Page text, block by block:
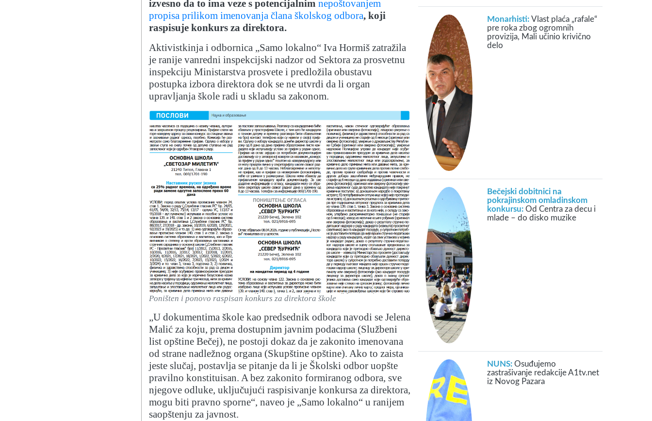
izvesno da to ima veze s potencijalnim nepoštovanjem
propisa prilikom imenovanja člana školskog odbora, koji
raspisuje konkurs za direktora.
Aktivistkinja i odbornica „Samo lokalno“ Iva Hormiš zatražila
je ranije vanredni inspekcijski nadzor od Sektora za prosvetnu
inspekciju Ministarstva prosvete i predložila obustavu
postupka izbora direktora dok se ne utvrdi da li organ
upravljanja škole radi u skladu sa zakonom.
Poništen i ponovo raspisan konkurs za direktora škole
„U dokumentima škole kao predsednik odbora navodi se Jelena
Malić za koju, prema dostupnim javnim podacima (Službeni
list opštine Bečej), ne postoji dokaz da je zakonito imenovana
od strane nadležnog organa (Skupštine opštine). Ako to zaista
jeste slučaj, postavlja se pitanje da li je Školski odbor uopšte
pravilno konstituisan. A bez zakonito formiranog odbora, sve
njegove odluke, uključujući raspisivanje konkursa za direktora,
mogu biti pravno sporne“, naveo je „Samo lokalno“ u ranijem
saopštenju za javnost.
Monarhisti: Vlast plaća „rafale“
pre roka zbog ogromnih
provizija, Mali učinio krivično
delo
Bečejski dobitnici na
pokrajinskom omladinskom
konkursu: Od Centra za decu i
mlade – do disko muzike
NUNS: Osuđujemo
zastrašivanje redakcije A1tv.net
iz Novog Pazara